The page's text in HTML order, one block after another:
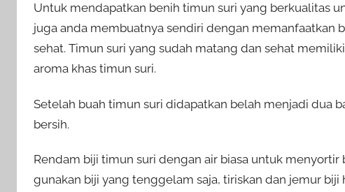
Untuk mendapatkan benih timun suri yang berkualitas
juga anda membuatnya sendiri dengan memanfaatkan
sehat. Timun suri yang sudah matang dan sehat
aroma khas timun suri.
Setelah buah timun suri didapatkan belah menjadi dua
bersih.
Rendam biji timun suri dengan air biasa untuk
gunakan biji yang tenggelam saja, tiriskan dan jemur biji